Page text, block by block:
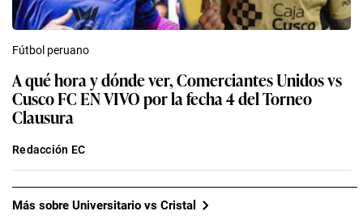
Fútbol peruano
A qué hora y dónde ver, Comerciantes Unidos vs
Cusco FC EN VIVO por la fecha 4 del Torneo
Clausura
Redacción EC
Más sobre Universitario vs Cristal